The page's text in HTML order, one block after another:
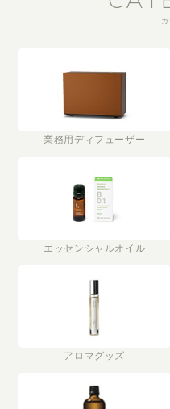
業務用ディフューザー
エッセンシャルオイル
アロマグッズ